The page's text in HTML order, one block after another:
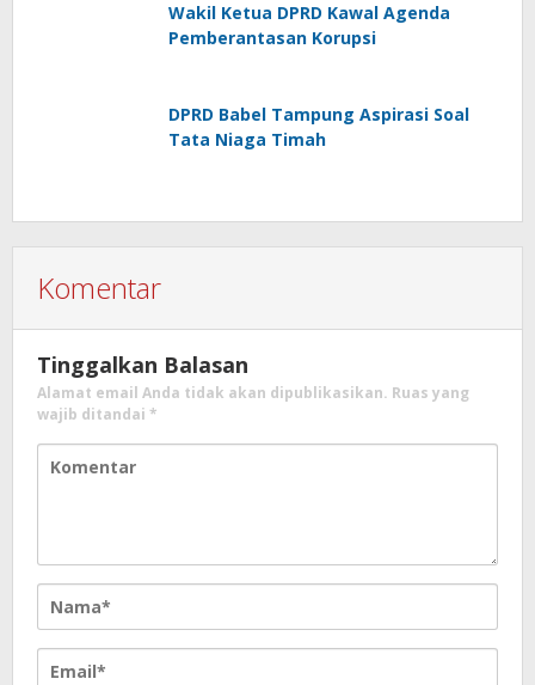
Wakil Ketua DPRD Kawal Agenda
Pemberantasan Korupsi
DPRD Babel Tampung Aspirasi Soal
Tata Niaga Timah
Komentar
Tinggalkan Balasan
Alamat email Anda tidak akan dipublikasikan. Ruas yang
wajib ditandai *